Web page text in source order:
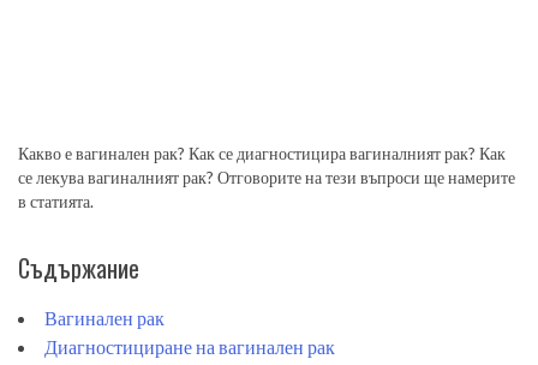
Какво е вагинален рак? Как се диагностицира вагиналният рак? Как
се лекува вагиналният рак? Отговорите на тези въпроси ще намерите
в статията.
Съдържание
Вагинален рак
Диагностициране на вагинален рак